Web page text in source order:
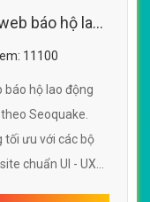
báo hộ lao
11100
báo hộ lao động
Seoquake.
tối ưu với các bộ
chuẩn UI - UX